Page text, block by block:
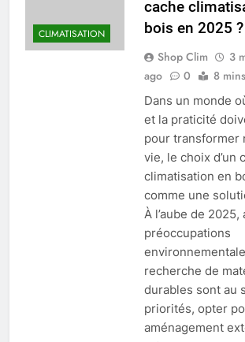
CLIMATISATION
cache
bois en 2025 ?
Shop Clim
3
ago
0 8 mins
Dans un monde
et la praticité
pour transformer
vie, le choix d’un
climatisation en
comme une
À l’aube de
préoccupations
recherche de
durables sont au
priorités, opter
aménagement